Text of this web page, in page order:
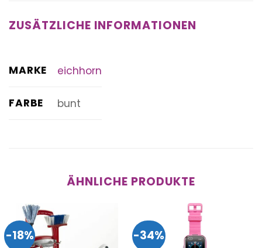
ZUSÄTZLICHE INFORMATIONEN
MARKE eichhorn
FARBE bunt
ÄHNLICHE PRODUKTE
-18% -34%